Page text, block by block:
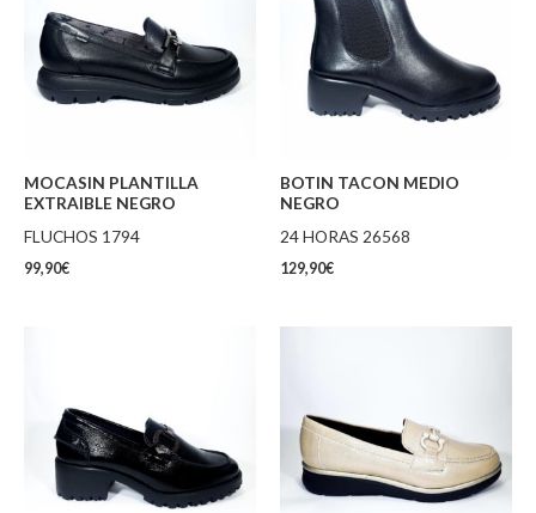
MOCASIN PLANTILLA
EXTRAIBLE NEGRO
FLUCHOS 1794
99,90€
BOTIN TACON MEDIO
NEGRO
24 HORAS 26568
129,90€